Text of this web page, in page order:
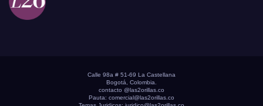
Calle 98a # 51-69 La Castellana
Bogotá, Colombia.
contacto @las2orillas.co
Pauta: comercial@las2orillas.co